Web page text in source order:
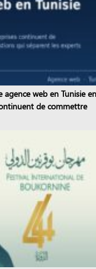
web en Tunisie
de commettre